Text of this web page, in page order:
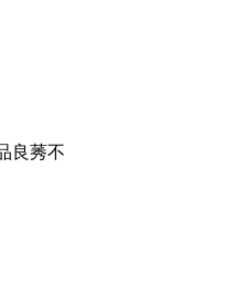
良莠不